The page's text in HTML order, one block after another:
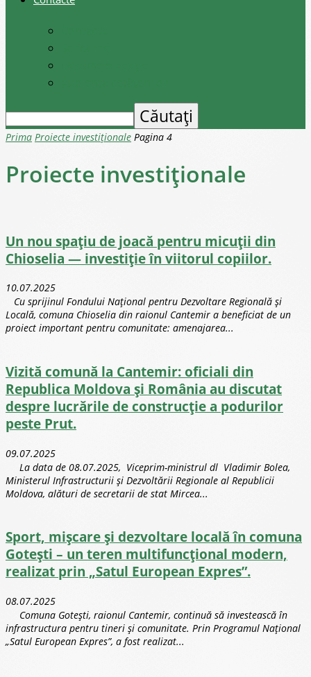
Prima Proiecte investiționale Pagina 4
Proiecte investiționale
Un nou spațiu de joacă pentru micuții din
Chioselia — investiție în viitorul copiilor.
10.07.2025
Cu sprijinul Fondului Național pentru Dezvoltare Regională și
Locală, comuna Chioselia din raionul Cantemir a beneficiat de un
proiect important pentru comunitate: amenajarea...
Vizită comună la Cantemir: oficiali din
Republica Moldova și România au discutat
despre lucrările de construcție a podurilor
peste Prut.
09.07.2025
La data de 08.07.2025, Viceprim-ministrul dl Vladimir Bolea,
Ministerul Infrastructurii și Dezvoltării Regionale al Republicii
Moldova, alături de secretarii de stat Mircea...
Sport, mișcare și dezvoltare locală în comuna
Gotești – un teren multifuncțional modern,
realizat prin „Satul European Expres”.
08.07.2025
Comuna Gotești, raionul Cantemir, continuă să investească în
infrastructura pentru tineri și comunitate. Prin Programul Național
„Satul European Expres”, a fost realizat...